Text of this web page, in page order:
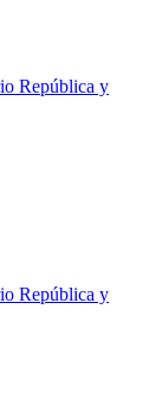
República y
República y